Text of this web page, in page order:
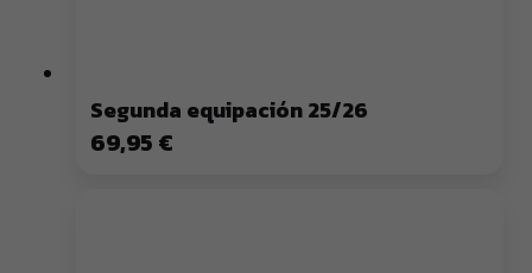
Segunda equipación 25/26
69,95 €